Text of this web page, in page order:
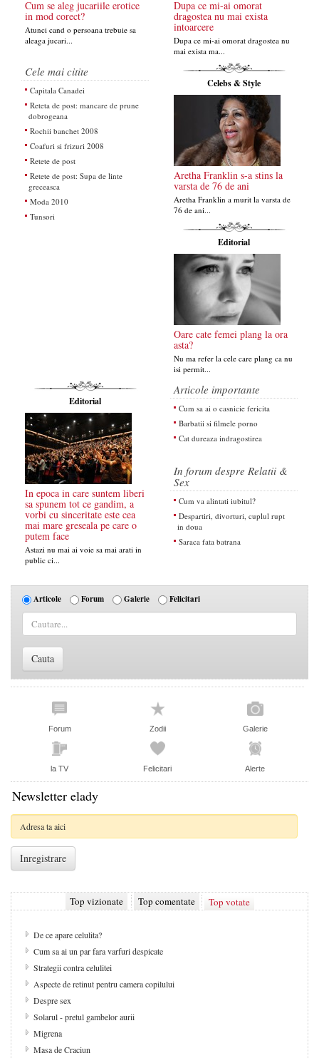
Cum se aleg jucariile erotice
in mod corect?
Atunci cand o persoana trebuie sa
aleaga jucari...
Dupa ce mi-ai omorat
dragostea nu mai exista
intoarcere
Dupa ce mi-ai omorat dragostea nu
mai exista ma...
Cele mai citite
Capitala Canadei
Reteta de post: mancare de prune
dobrogeana
Rochii banchet 2008
Coafuri si frizuri 2008
Retete de post
Retete de post: Supa de linte
greceasca
Moda 2010
Tunsori
Celebs & Style
Aretha Franklin s-a stins la
varsta de 76 de ani
Aretha Franklin a murit la varsta de
76 de ani...
Editorial
Oare cate femei plang la ora
asta?
Nu ma refer la cele care plang ca nu
isi permit...
Editorial
In epoca in care suntem liberi
sa spunem tot ce gandim, a
vorbi cu sinceritate este cea
mai mare greseala pe care o
putem face
Astazi nu mai ai voie sa mai arati in
public ci...
Articole importante
Cum sa ai o casnicie fericita
Barbatii si filmele porno
Cat dureaza indragostirea
In forum despre Relatii &
Sex
Cum va alintati iubitul?
Despartiri, divorturi, cuplul rupt
in doua
Saraca fata batrana
Articole Forum Galerie Felicitari
Forum Zodii Galerie
la TV Felicitari Alerte
Newsletter elady
Top vizionate Top comentate Top votate
De ce apare celulita?
Cum sa ai un par fara varfuri despicate
Strategii contra celulitei
Aspecte de retinut pentru camera copilului
Despre sex
Solarul - pretul gambelor aurii
Migrena
Masa de Craciun